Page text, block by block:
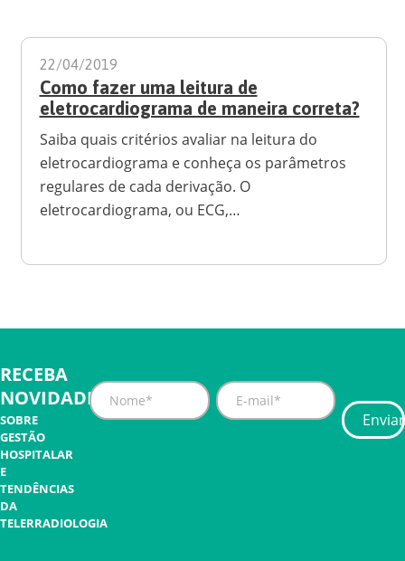
22/04/2019
Como fazer uma leitura de
eletrocardiograma de maneira correta?
Saiba quais critérios avaliar na leitura do
eletrocardiograma e conheça os parâmetros
regulares de cada derivação. O
eletrocardiograma, ou ECG,…
RECEBA
NOVIDADES
SOBRE
GESTÃO
HOSPITALAR
E
TENDÊNCIAS
DA
TELERRADIOLOGIA